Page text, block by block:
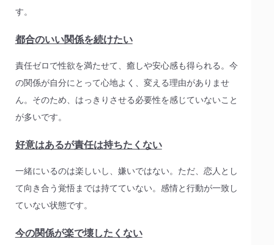
す。
都合のいい関係を続けたい
責任ゼロで性欲を満たせて、癒しや安心感も得られる。今
の関係が自分にとって心地よく、変える理由がありませ
ん。そのため、はっきりさせる必要性を感じていないこと
が多いです。
好意はあるが責任は持ちたくない
一緒にいるのは楽しいし、嫌いではない。ただ、恋人とし
て向き合う覚悟までは持てていない。感情と行動が一致し
ていない状態です。
今の関係が楽で壊したくない